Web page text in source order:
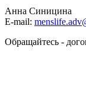
Анна Синицина
E-mail:
Обращайтесь -